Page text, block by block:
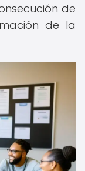
de
de la